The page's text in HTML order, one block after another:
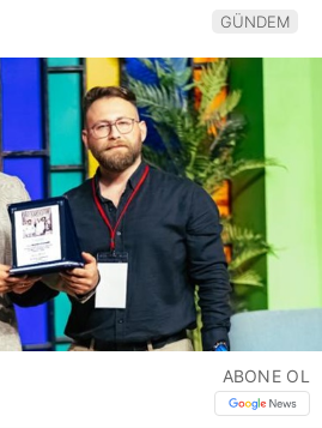
WhatsApp İhbar
Hattı
Facebook
GÜNDEM
ABONE OL